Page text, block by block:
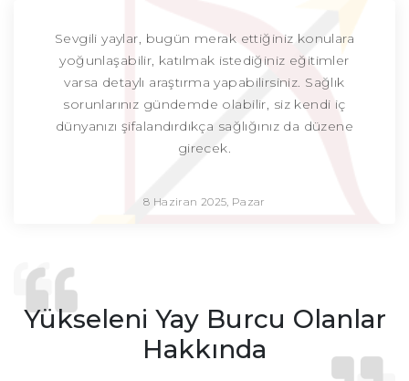
Sevgili yaylar, bugün merak ettiğiniz konulara
yoğunlaşabilir, katılmak istediğiniz eğitimler
varsa detaylı araştırma yapabilirsiniz. Sağlık
sorunlarınız gündemde olabilir, siz kendi iç
dünyanızı şifalandırdıkça sağlığınız da düzene
girecek.
8 Haziran 2025, Pazar
Yükseleni Yay Burcu Olanlar
Hakkında